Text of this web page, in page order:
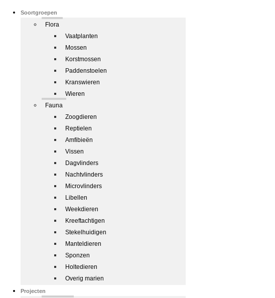
Soortgroepen
Flora
Vaatplanten
Mossen
Korstmossen
Paddenstoelen
Kranswieren
Wieren
Fauna
Zoogdieren
Reptielen
Amfibieën
Vissen
Dagvlinders
Nachtvlinders
Microvlinders
Libellen
Weekdieren
Kreeftachtigen
Stekelhuidigen
Manteldieren
Sponzen
Holtedieren
Overig marien
Projecten